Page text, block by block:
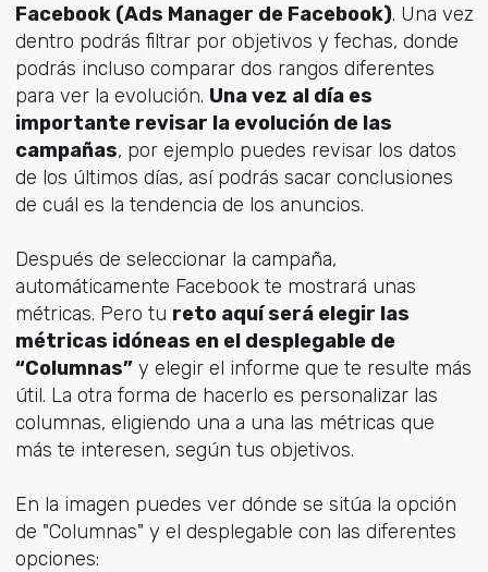
Facebook (Ads Manager de Facebook). Una vez
dentro podrás filtrar por objetivos y fechas, donde
podrás incluso comparar dos rangos diferentes
para ver la evolución. Una vez al día es
importante revisar la evolución de las
campañas, por ejemplo puedes revisar los datos
de los últimos días, así podrás sacar conclusiones
de cuál es la tendencia de los anuncios.
Después de seleccionar la campaña,
automáticamente Facebook te mostrará unas
métricas. Pero tu reto aquí será elegir las
métricas idóneas en el desplegable de
“Columnas”y elegir el informe que te resulte más
útil. La otra forma de hacerlo es personalizar las
columnas, eligiendo una a una las métricas que
más te interesen, según tus objetivos.
En la imagen puedes ver dónde se sitúa la opción
de "Columnas" y el desplegable con las diferentes
opciones: